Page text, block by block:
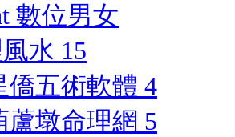
數位男女
水 15
僑五術軟體 4
蘆墩命理網 5